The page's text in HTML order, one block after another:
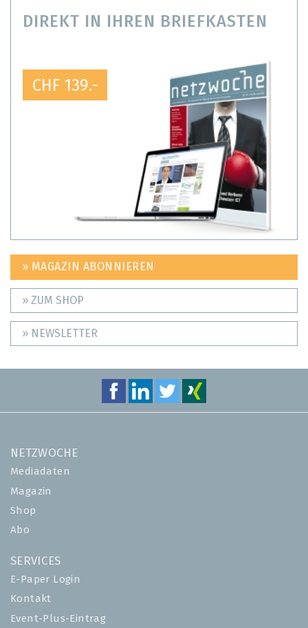
DIREKT IN IHREN BRIEFKASTEN
CHF 139.-
» MAGAZIN ABONNIEREN
» ZUM SHOP
» NEWSLETTER
NETZWOCHE
Mediadaten
Magazin
Shop
Abo
SERVICES
E-Paper Login
Kontakt
Event-Plus-Eintrag